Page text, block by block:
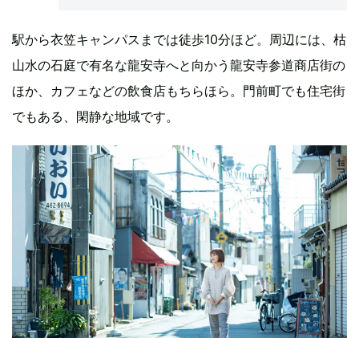
駅から衣笠キャンパスまでは徒歩10分ほど。周辺には、枯
山水の石庭で有名な龍安寺へと向かう龍安寺参道商店街の
ほか、カフェなどの飲食店もちらほら。門前町でも住宅街
でもある、閑静な地域です。